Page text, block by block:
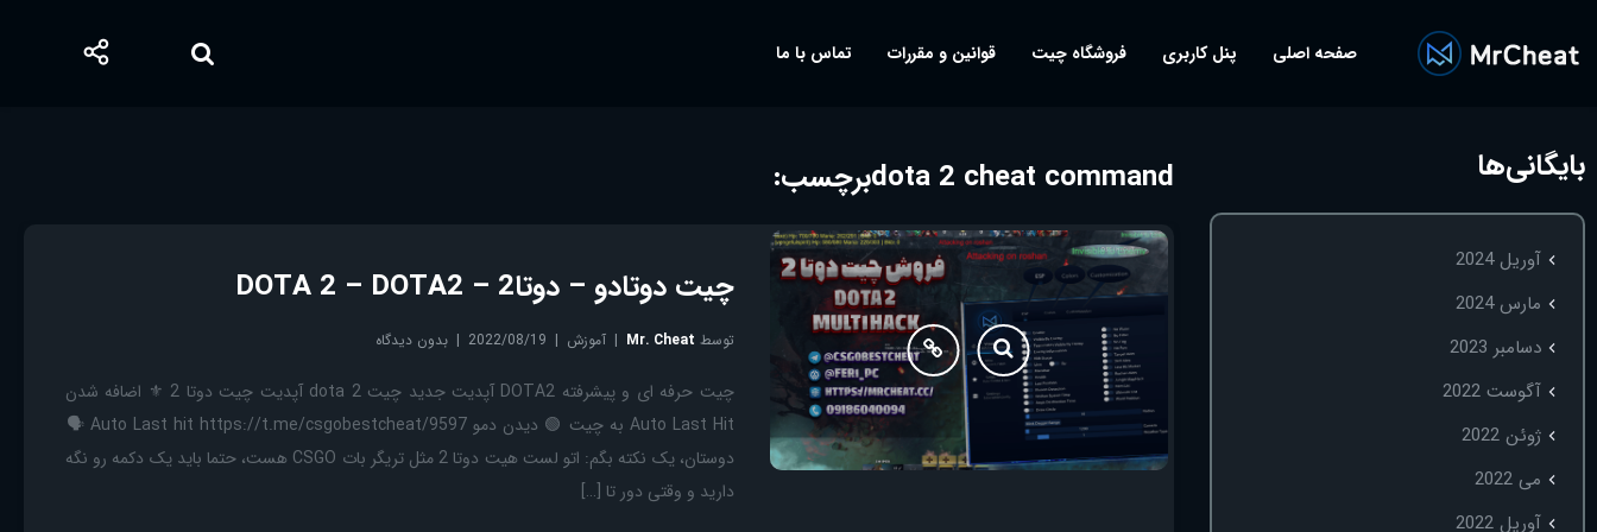
صفحه اصلی پنل کاربری فروشگاه چیت قوانین و مقررات تماس با ما
بایگانی‌ها
آوریل 2024
مارس 2024
دسامبر 2023
آگوست 2022
ژوئن 2022
می 2022
آوریل 2022
برچسب:dota 2 cheat command
چیت دوتادو – دوتا2 – DOTA 2 – DOTA2
توسط Mr. Cheat آموزش 2022/08/19 بدون دیدگاه
چیت حرفه ای و پیشرفته DOTA2 آپدیت جدید چیت dota 2 آپدیت چیت دوتا 2 ⚜️ اضافه شدن
Auto Last Hit به چیت 🟢 دیدن دمو Auto Last hit https://t.me/csgobestcheat/9597 🗣
دوستان، یک نکته بگم: اتو لست هیت دوتا 2 مثل تریگر بات CSGO هست، حتما باید یک دکمه رو نگه
دارید و وقتی دور تا […]